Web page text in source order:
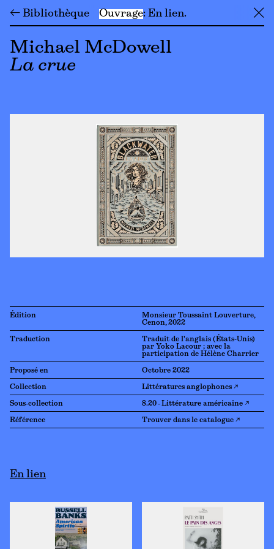
← Bibliothèque Ouvrage En lien ╳
Michael McDowell
La crue
Édition
Monsieur Toussaint Louverture,
Cenon, 2022
Traduction
Traduit de l'anglais (États-Unis)
par Yoko Lacour ; avec la
participation de Hélène Charrier
Proposé en Octobre 2022
Collection Littératures anglophones ↗
Sous-collection 8.20 - Littérature américaine ↗
Référence Trouver dans le catalogue ↗
En lien